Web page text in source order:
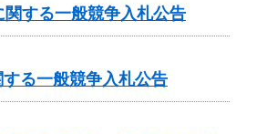
する一般競争入札公告
る一般競争入札公告